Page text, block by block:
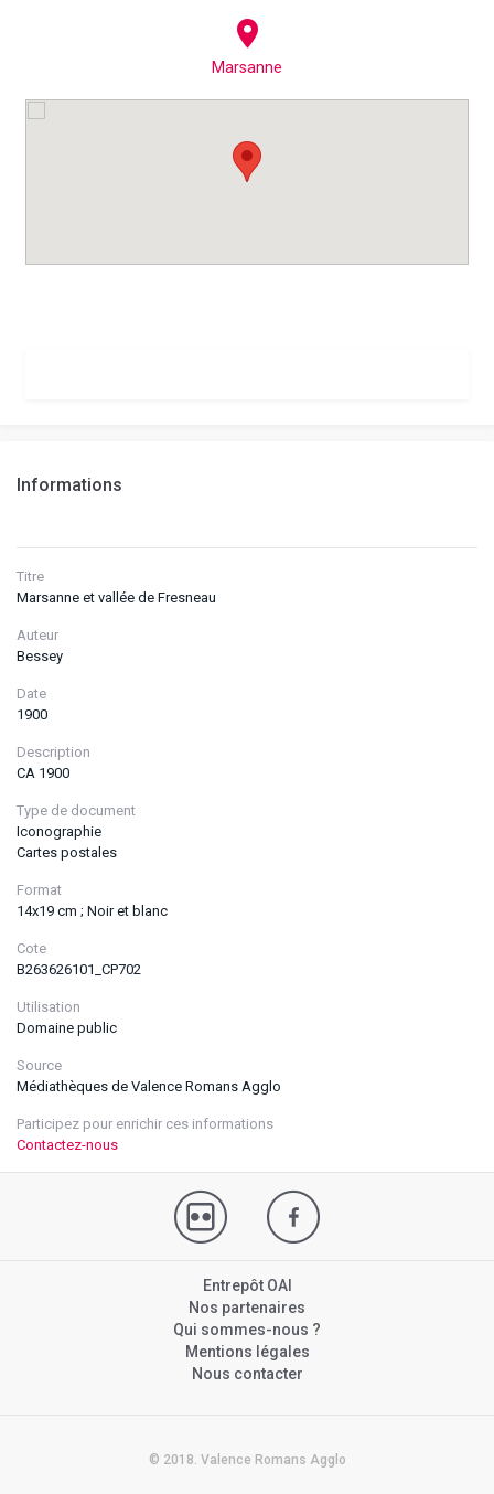
Informations
Titre
Marsanne et vallée de Fresneau
Auteur
Bessey
Date
1900
Description
CA 1900
Type de document
Iconographie
Cartes postales
Format
14x19 cm ; Noir et blanc
Cote
B263626101_CP702
Utilisation
Domaine public
Source
Médiathèques de Valence Romans Agglo
Participez pour enrichir ces informations
Contactez-nous
Marsanne
Entrepôt OAI
Nos partenaires
Qui sommes-nous ?
Mentions légales
Nous contacter
© 2018. Valence Romans Agglo